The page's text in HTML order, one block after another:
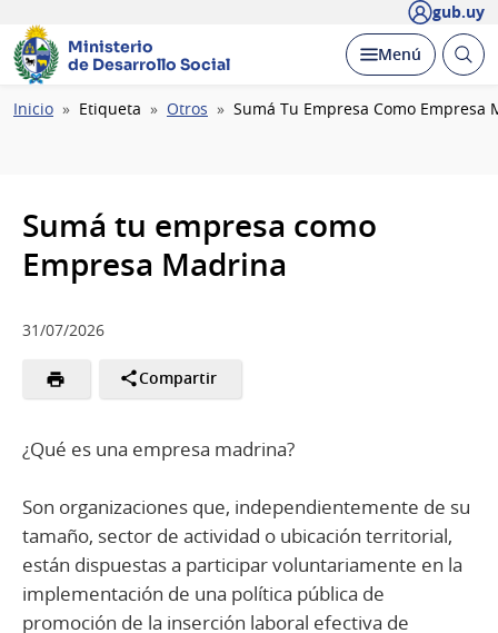
gub.uy
Ministerio
de Desarrollo Social
Desplegar
Menú Abrir
Ruta
Inicio Etiqueta Otros Sumá Tu Empresa Como Empresa
Sumá tu empresa como
Empresa Madrina
31/07/2026
Compartir
¿Qué es una empresa madrina?
Son organizaciones que, independientemente de su
tamaño, sector de actividad o ubicación territorial,
están dispuestas a participar voluntariamente en la
implementación de una política pública de
promoción de la inserción laboral efectiva de